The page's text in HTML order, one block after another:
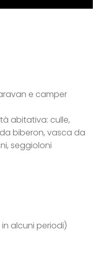
e camper
abitativa: culle,
biberon, vasca da
seggioloni
alcuni periodi)